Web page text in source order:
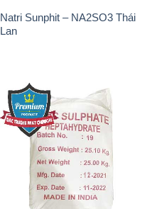
Natri Sunphit – NA2SO3 Thái
Lan